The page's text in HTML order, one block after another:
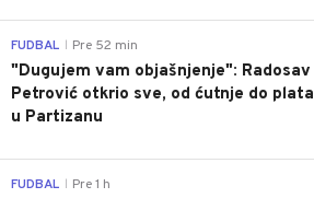
FUDBAL Pre 52 min
"Dugujem vam objašnjenje": Radosav
Petrović otkrio sve, od ćutnje do plata
u Partizanu
FUDBAL Pre 1 h